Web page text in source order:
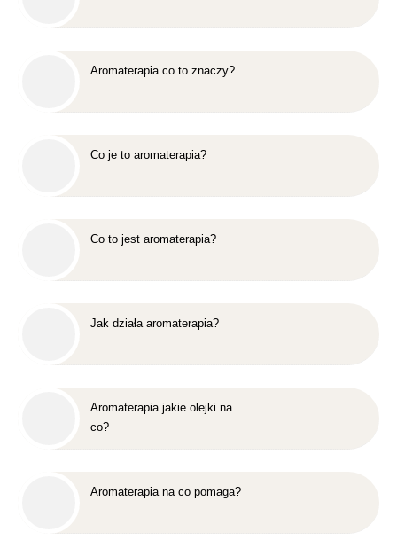
Aromaterapia co to znaczy?
Co je to aromaterapia?
Co to jest aromaterapia?
Jak działa aromaterapia?
Aromaterapia jakie olejki na
co?
Aromaterapia na co pomaga?